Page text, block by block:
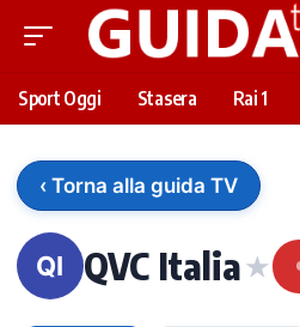
Sport Oggi Stasera Rai 1
‹ Torna alla guida TV
QI QVC Italia★